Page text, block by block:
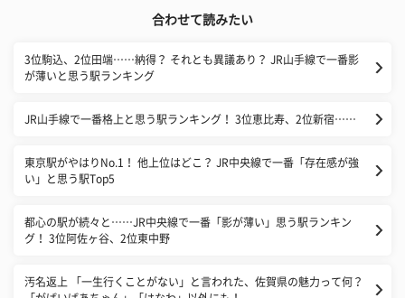
合わせて読みたい
3位駒込、2位田端……納得？ それとも異議あり？ JR山手線で一番影
が薄いと思う駅ランキング
JR山手線で一番格上と思う駅ランキング！ 3位恵比寿、2位新宿……
東京駅がやはりNo.1！ 他上位はどこ？ JR中央線で一番「存在感が強
い」と思う駅Top5
都心の駅が続々と……JR中央線で一番「影が薄い」思う駅ランキン
グ！ 3位阿佐ヶ谷、2位東中野
汚名返上 「一生行くことがない」と言われた、佐賀県の魅力って何？